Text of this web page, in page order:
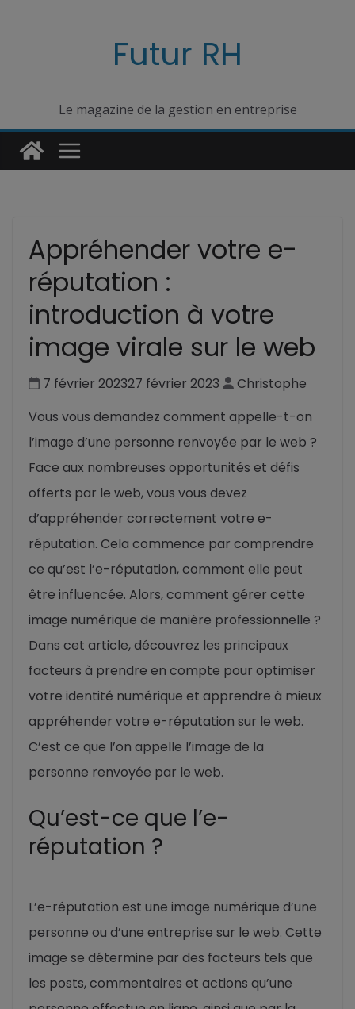
Futur RH
Le magazine de la gestion en entreprise
Appréhender votre e-
réputation :
introduction à votre
image virale sur le web
7 février 202327 février 2023
Christophe
Vous vous demandez comment appelle-t-on
l’image d’une personne renvoyée par le web ?
Face aux nombreuses opportunités et défis
offerts par le web, vous vous devez
d’appréhender correctement votre e-
réputation. Cela commence par comprendre
ce qu’est l’e-réputation, comment elle peut
être influencée. Alors, comment gérer cette
image numérique de manière professionnelle ?
Dans cet article, découvrez les principaux
facteurs à prendre en compte pour optimiser
votre identité numérique et apprendre à mieux
appréhender votre e-réputation sur le web.
C’est ce que l’on appelle l’image de la
personne renvoyée par le web.
Qu’est-ce que l’e-
réputation ?
L’e-réputation est une image numérique d’une
personne ou d’une entreprise sur le web. Cette
image se détermine par des facteurs tels que
les posts, commentaires et actions qu’une